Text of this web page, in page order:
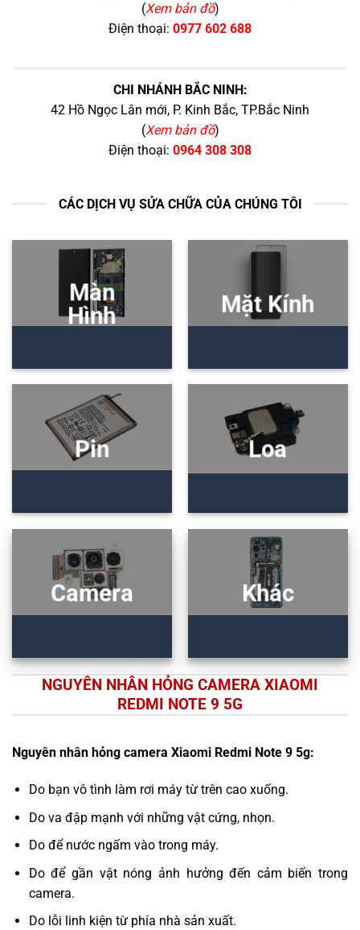
(Xem bản đồ)
Điện thoại: 0977 602 688
CHI NHÁNH BẮC NINH:
42 Hồ Ngọc Lân mới, P. Kinh Bắc, TP.Bắc Ninh
(Xem bản đồ)
Điện thoại: 0964 308 308
CÁC DỊCH VỤ SỬA CHỮA CỦA CHÚNG TÔI
Màn
Hình
Mặt Kính
Pin Loa
Camera Khác
NGUYÊN NHÂN HỎNG CAMERA XIAOMI
REDMI NOTE 9 5G
Nguyên nhân hỏng camera Xiaomi Redmi Note 9 5g:
Do bạn vô tình làm rơi máy từ trên cao xuống.
Do va đập mạnh với những vật cứng, nhọn.
Do để nước ngấm vào trong máy.
Do để gần vật nóng ảnh hưởng đến cảm biến trong
camera.
Do lỗi linh kiện từ phía nhà sản xuất.